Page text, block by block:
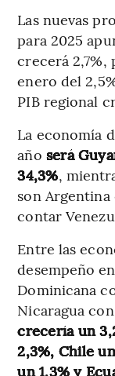
Las nuevas
para 2025
crecerá
enero del
PIB regional
La economía
año será
34,3%,
son
contar
Entre las
desempeño
Dominicana
Nicaragua
crecería un
2,3%, Chile
un 1,3% y